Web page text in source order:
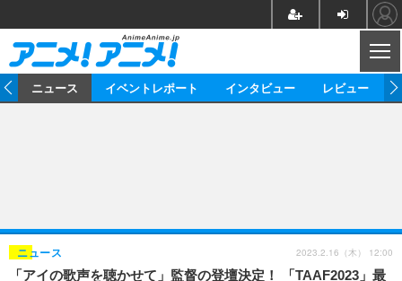
ゲーム グッズ
海外イベント ビジネス
ニュース イベントレポート インタビュー レビュー
「アイの歌声を聴かせて」監督の登壇決定！ 「TAAF2023」最
ニュース 2023.2.16（木） 12:00